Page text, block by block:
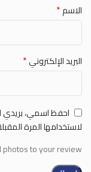
الاسم*
البريد الإلكتروني*
احفظ اسمي، بريدي
لاستخدامها المرة
to your review.